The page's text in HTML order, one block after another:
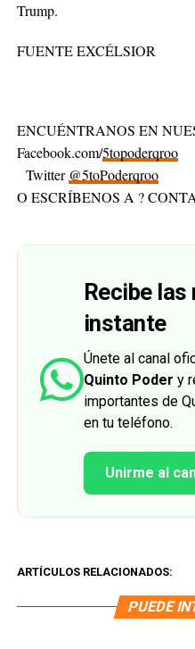
Trump.
FUENTE EXCÉLSIOR
ENCUÉNTRANOS EN
Facebook.com/5topoderqroo
Twitter @5toPoderqroo
O ESCRÍBENOS A ?
Recibe
instante
Únete al canal
Quinto Poder y
importantes de
en tu teléfono.
Unirme al
ARTÍCULOS RELACIONADOS:
PUEDE